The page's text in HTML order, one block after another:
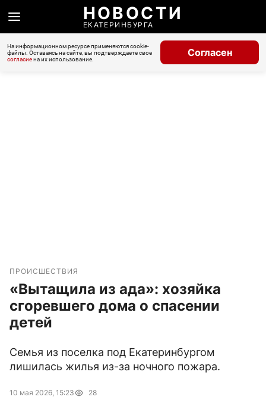
НОВОСТИ
ЕКАТЕРИНБУРГА
На информационном ресурсе применяются cookie-
файлы. Оставаясь на сайте, вы подтверждаете свое
согласиена их использование.
Согласен
ПРОИСШЕСТВИЯ
«Вытащила из ада»: хозяйка
сгоревшего дома о спасении
детей
Семья из поселка под Екатеринбургом
лишилась жилья из-за ночного пожара.
10 мая 2026, 15:23 28